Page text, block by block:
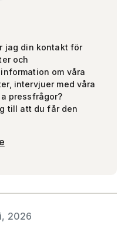
jag din kontakt för
och
om våra
intervjuer med våra
pressfrågor?
till att du får den
2026